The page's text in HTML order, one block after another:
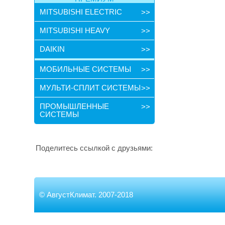
MITSUBISHI ELECTRIC
>>
MITSUBISHI HEAVY >>
DAIKIN >>
МОБИЛЬНЫЕ СИСТЕМЫ >>
МУЛЬТИ-СПЛИТ СИСТЕМЫ >>
ПРОМЫШЛЕННЫЕ
СИСТЕМЫ
>>
Поделитесь ссылкой с друзьями:
© АвгустКлимат. 2007-2018